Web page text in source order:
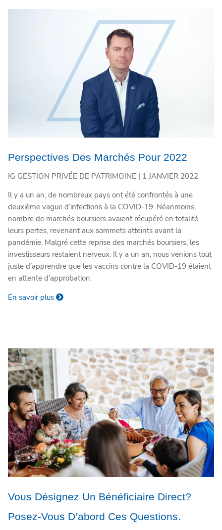
Perspectives Des Marchés Pour 2022
IG GESTION PRIVÉE DE PATRIMOINE | 1 JANVIER 2022
Il y a un an, de nombreux pays ont été confrontés à une
deuxième vague d’infections à la COVID-19. Néanmoins,
nombre de marchés boursiers avaient récupéré en totalité
leurs pertes, revenant aux sommets atteints avant la
pandémie. Malgré cette reprise des marchés boursiers, les
investisseurs restaient nerveux. Il y a un an, nous venions tout
juste d’apprendre que les vaccins contre la COVID-19 étaient
en attente d’approbation.
En savoir plus
Vous Désignez Un Bénéficiaire Direct?
Posez-Vous D’abord Ces Questions.